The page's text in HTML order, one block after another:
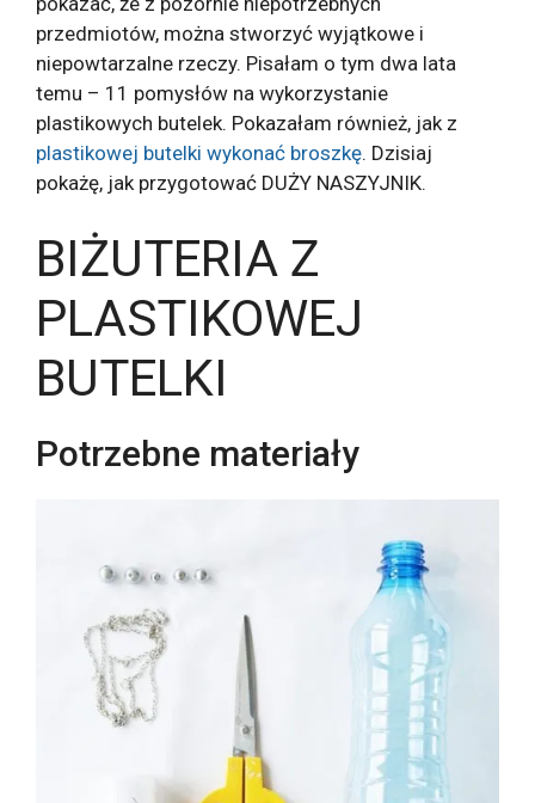
przedmiotów, można stworzyć wyjątkowe i
niepowtarzalne rzeczy. Pisałam o tym dwa lata
temu – 11 pomysłów na wykorzystanie
plastikowych butelek. Pokazałam również, jak z
plastikowej butelki wykonać broszkę. Dzisiaj
pokażę, jak przygotować DUŻY NASZYJNIK.
BIŻUTERIA Z
PLASTIKOWEJ
BUTELKI
Potrzebne materiały